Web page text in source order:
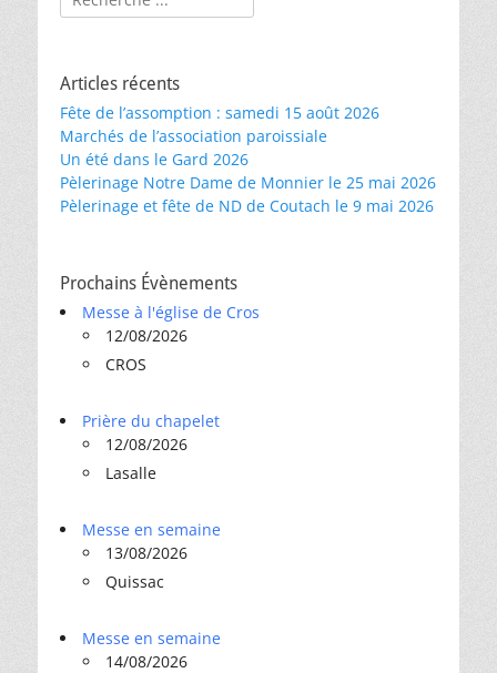
Articles récents
Fête de l’assomption : samedi 15 août 2026
Marchés de l’association paroissiale
Un été dans le Gard 2026
Pèlerinage Notre Dame de Monnier le 25 mai 2026
Pèlerinage et fête de ND de Coutach le 9 mai 2026
Prochains Évènements
Messe à l'église de Cros
12/08/2026
CROS
Prière du chapelet
12/08/2026
Lasalle
Messe en semaine
13/08/2026
Quissac
Messe en semaine
14/08/2026